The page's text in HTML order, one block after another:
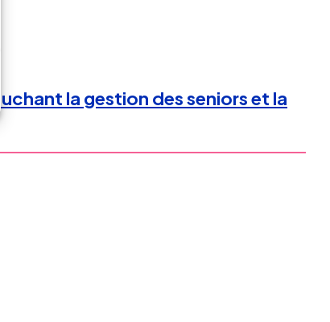
la gestion des seniors et la